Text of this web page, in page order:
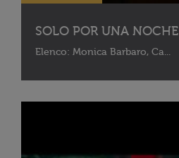
SOLO POR UNA NOCHE
Elenco: Monica Barbaro, Ca...